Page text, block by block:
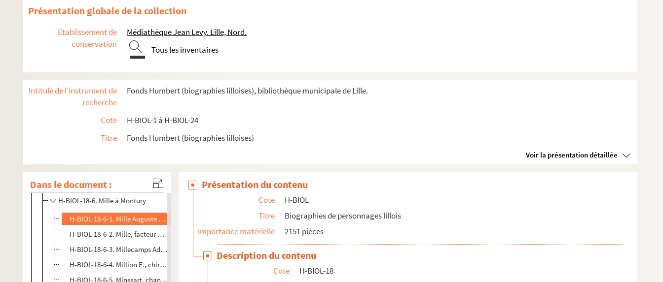
Présentation globale de la collection
Etablissement de
conservation
Médiathèque Jean Levy. Lille, Nord.
Tous les inventaires
Intitulé de l'instrument de
recherche
Fonds Humbert (biographies lilloises), bibliothèque municipale de Lille.
Cote
H-BIOL-1 à H-BIOL-24
Titre
Fonds Humbert (biographies lilloises)
Voir la présentation détaillée
Dans le document :
H-BIOL-12. Fabre à Georges
H-BIOL-13. Ghesquiere à Hallette
H-BIOL-14. Hedde à Kerteux
H-BIOL-15. Labbe à Lefebvre
H-BIOL-16. Le Fel à Lequenne
H-BIOL-17. Lequeux à Marie Grosse-Tête
H-BIOL-18. Marie Jérôme à Montury
H-BIOL-18-1. Marie Jérôme à Martin Paul
H-BIOL-18-2. Martin à Mas
H-BIOL-18-4. Mazinghien à Mersmans
H-BIOL-18-5. Mercier à Michel
H-BIOL-18-6. Mille à Montury
H-BIOL-18-6-1. Mille Auguste Désiré, industriel
H-BIOL-18-6-2. Mille, facteur d'instrument de musique
H-BIOL-18-6-3. Millecamps Adolphe, sauveteur
H-BIOL-18-6-4. Million E., chirurgien
H-BIOL-18-6-5. Minssart, chanteur
Présentation du contenu
Cote
H-BIOL
Titre
Biographies de personnages lillois
Importance matérielle
2151 pièces
Description du contenu
Cote
H-BIOL-18